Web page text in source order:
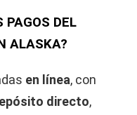
PAGOS DEL
ALASKA?
en línea, con
directo,